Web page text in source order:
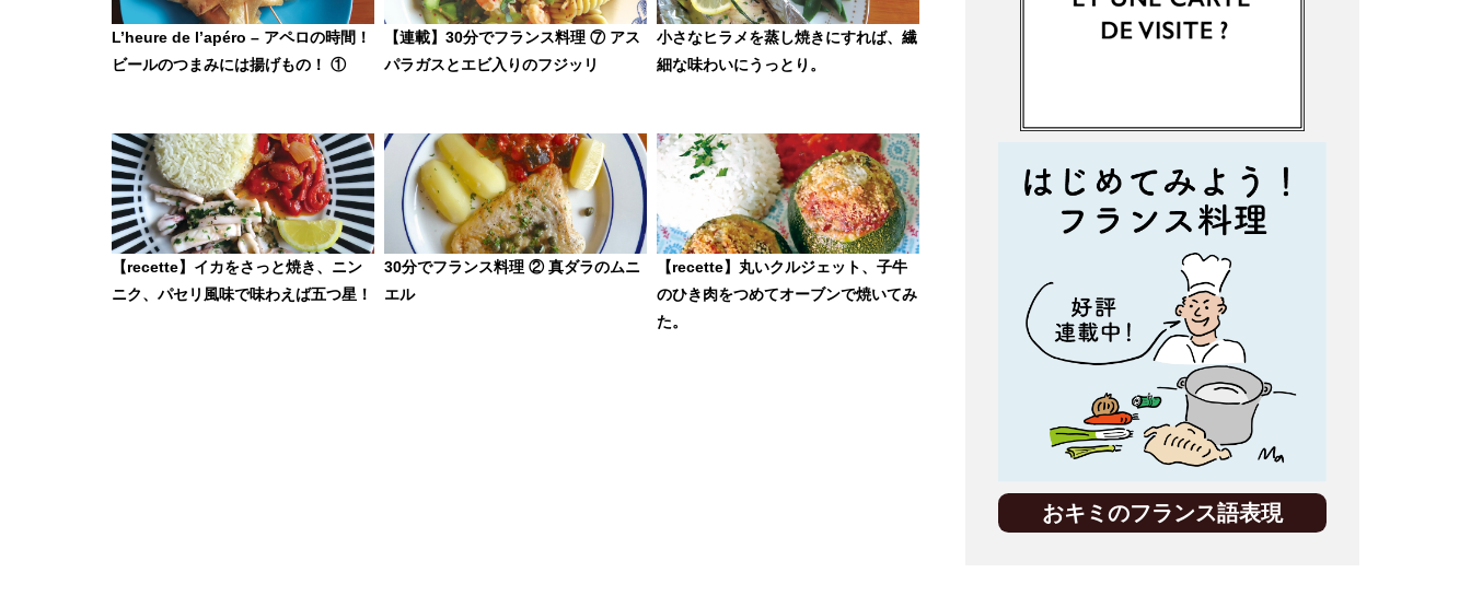
L’heure de l’apéro – アペロの時間！
ビールのつまみには揚げもの！ ①
【連載】30分でフランス料理 ⑦ アス
パラガスとエビ入りのフジッリ
小さなヒラメを蒸し焼きにすれば、繊
細な味わいにうっとり。
【recette】イカをさっと焼き、ニン
ニク、パセリ風味で味わえば五つ星！
30分でフランス料理 ② 真ダラのムニ
エル
【recette】丸いクルジェット、子牛
のひき肉をつめてオーブンで焼いてみ
た。
おキミのフランス語表現